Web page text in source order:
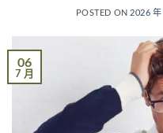
POSTED ON 2026
06
7 月